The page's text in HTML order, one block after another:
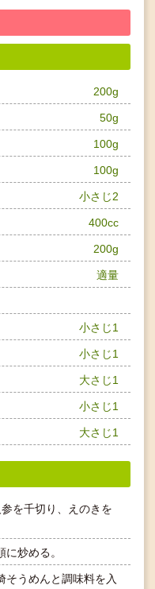
200g
50g
100g
100g
小さじ2
400cc
200g
適量
小さじ1
小さじ1
大さじ1
小さじ1
大さじ1
を千切り、えのきを
炒める。
そうめんと調味料を入